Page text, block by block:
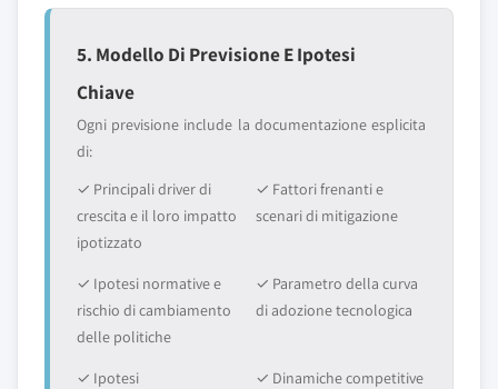
5. Modello Di Previsione E Ipotesi
Chiave
Ogni previsione include la documentazione esplicita
di:
✓ Principali driver di
crescita e il loro impatto
ipotizzato
✓ Fattori frenanti e
scenari di mitigazione
✓ Ipotesi normative e
rischio di cambiamento
delle politiche
✓ Parametro della curva
di adozione tecnologica
✓ Ipotesi
✓ Dinamiche competitive